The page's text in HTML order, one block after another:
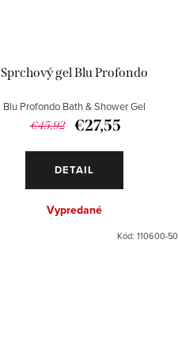
Sprchový gel Blu Profondo
Blu Profondo Bath & Shower Gel
€45,92 €27,55
DETAIL
Vypredané
Kód: 110600-50